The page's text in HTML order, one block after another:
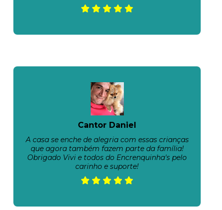
Cantor Daniel
A casa se enche de alegria com essas crianças
que agora também fazem parte da família!
Obrigado Vivi e todos do Encrenquinha's pelo
carinho e suporte!